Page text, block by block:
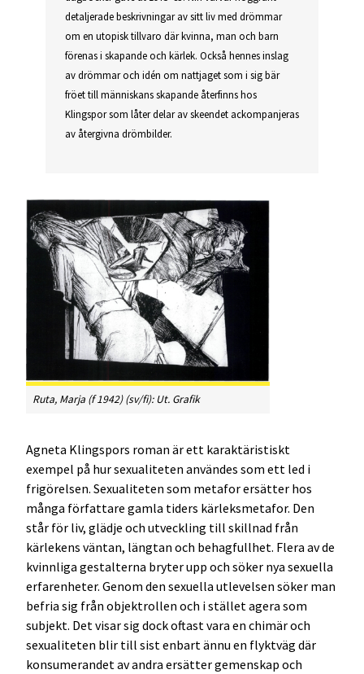
detaljerade beskrivningar av sitt liv med drömmar
om en utopisk tillvaro där kvinna, man och barn
förenas i skapande och kärlek. Också hennes inslag
av drömmar och idén om nattjaget som i sig bär
fröet till människans skapande återfinns hos
Klingspor som låter delar av skeendet ackompanjeras
av återgivna drömbilder.
Ruta, Marja (f 1942) (sv/fi): Ut. Grafik
Agneta Klingspors roman är ett karaktäristiskt
exempel på hur sexualiteten användes som ett led i
frigörelsen. Sexualiteten som metafor ersätter hos
många författare gamla tiders kärleksmetafor. Den
står för liv, glädje och utveckling till skillnad från
kärlekens väntan, längtan och behagfullhet. Flera av de
kvinnliga gestalterna bryter upp och söker nya sexuella
erfarenheter. Genom den sexuella utlevelsen söker man
befria sig från objektrollen och i stället agera som
subjekt. Det visar sig dock oftast vara en chimär och
sexualiteten blir till sist enbart ännu en flyktväg där
konsumerandet av andra ersätter gemenskap och